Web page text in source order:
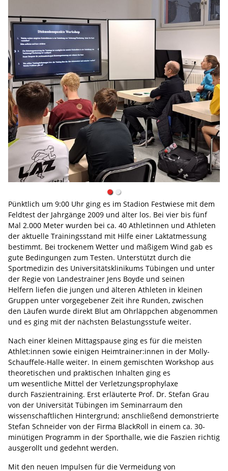
Pünktlich um 9:00 Uhr ging es im Stadion Festwiese mit dem
Feldtest der Jahrgänge 2009 und älter los. Bei vier bis fünf
Mal 2.000 Meter wurden bei ca. 40 Athletinnen und Athleten
der aktuelle Trainingsstand mit Hilfe einer Laktatmessung
bestimmt. Bei trockenem Wetter und mäßigem Wind gab es
gute Bedingungen zum Testen. Unterstützt durch die
Sportmedizin des Universitätsklinikums Tübingen und unter
der Regie von Landestrainer Jens Boyde und seinen
Helfern liefen die jungen und älteren Athleten in kleinen
Gruppen unter vorgegebener Zeit ihre Runden, zwischen
den Läufen wurde direkt Blut am Ohrläppchen abgenommen
und es ging mit der nächsten Belastungsstufe weiter.
Nach einer kleinen Mittagspause ging es für die meisten
Athlet:innen sowie einigen Heimtrainer:innen in der Molly-
Schauffele-Halle weiter. In einem gemischten Workshop aus
theoretischen und praktischen Inhalten ging es
um wesentliche Mittel der Verletzungsprophylaxe
durch Faszientraining. Erst erläuterte Prof. Dr. Stefan Grau
von der Universität Tübingen im Seminarraum den
wissenschaftlichen Hintergrund; anschließend demonstrierte
Stefan Schneider von der Firma BlackRoll in einem ca. 30-
minütigen Programm in der Sporthalle, wie die Faszien richtig
ausgerollt und gedehnt werden.
Mit den neuen Impulsen für die Vermeidung von